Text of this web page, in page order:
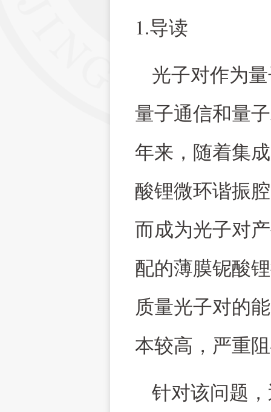
1.导读
光子对作为
量子通信和量
年来，随着集
酸锂微环谐振
而成为光子对
配的薄膜铌酸
质量光子对的
本较高，严重
针对该问题